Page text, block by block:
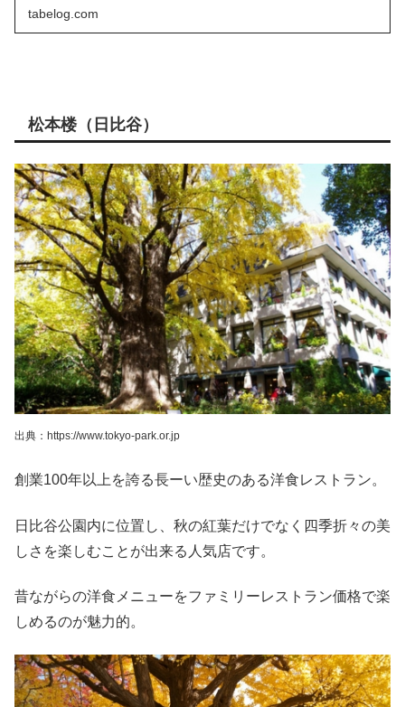
tabelog.com
松本楼（日比谷）
出典：https://www.tokyo-park.or.jp
創業100年以上を誇る長ーい歴史のある洋食レストラン。
日比谷公園内に位置し、秋の紅葉だけでなく四季折々の美
しさを楽しむことが出来る人気店です。
昔ながらの洋食メニューをファミリーレストラン価格で楽
しめるのが魅力的。